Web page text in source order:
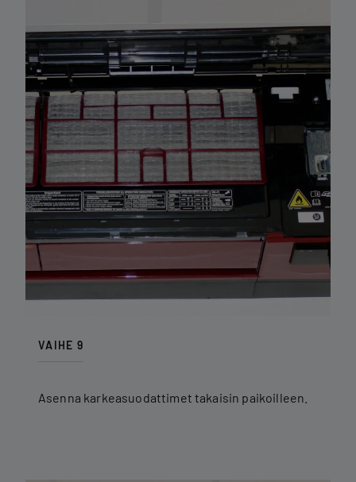
VAIHE 9
Asenna karkeasuodattimet takaisin paikoilleen.